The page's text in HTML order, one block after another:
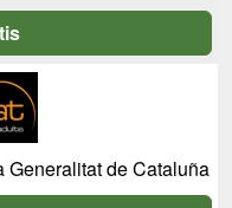
Generalitat de Cataluña